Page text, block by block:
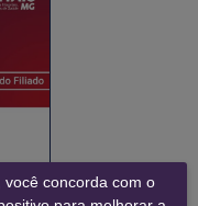
você concorda com o